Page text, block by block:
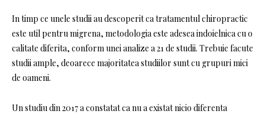
In timp ce unele studii au descoperit ca tratamentul chiropractic
este util pentru migrena, metodologia este adesea indoielnica cu o
calitate diferita, conform unei analize a 21 de studii. Trebuie facute
studii ample, deoarece majoritatea studiilor sunt cu grupuri mici
de oameni.
Un studiu din 2017 a constatat ca nu a existat nicio diferenta